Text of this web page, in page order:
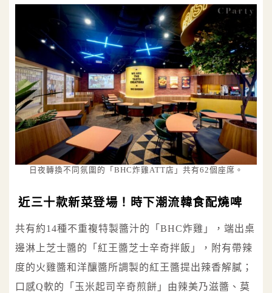
日夜轉換不同氛圍的「BHC炸雞ATT店」共有62個座席。
近三十款新菜登場！時下潮流韓食配燒啤
共有約14種不重複特製醬汁的「BHC炸雞」，端出桌
邊淋上芝士醬的「紅王醬芝士辛奇拌飯」，附有帶辣
度的火雞醬和洋釀醬所調製的紅王醬提出辣香解膩；
口感Q軟的「玉米起司辛奇煎餅」由辣美乃滋醬、莫